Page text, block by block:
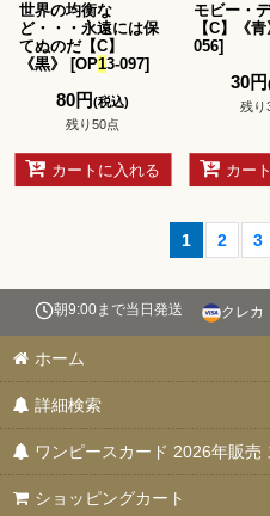
世界の均衡な
ど・・・永遠には保
てぬのだ【C】
《黒》
[OP13-097]
80円(税込)
残り50点
カートに入れる
モビー・
【C】《青
056]
30円
残り
カー
1 2 3
朝9:00まで当日発送 クレカ
ホーム
詳細検索
ワンピースカード 2026年販売
ショッピングカート